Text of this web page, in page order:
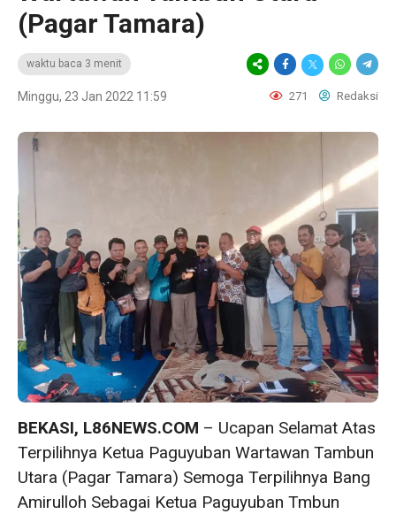
(Pagar Tamara)
waktu baca 3 menit
Minggu, 23 Jan 2022 11:59 271 Redaksi
BEKASI, L86NEWS.COM – Ucapan Selamat Atas
Terpilihnya Ketua Paguyuban Wartawan Tambun
Utara (Pagar Tamara) Semoga Terpilihnya Bang
Amirulloh Sebagai Ketua Paguyuban Tmbun